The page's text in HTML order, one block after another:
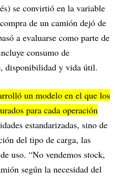
se convirtió en la variable
de un camión dejó de
a evaluarse como parte de
consumo de
disponibilidad y vida útil.
un modelo en el que los
para cada operación
estandarizadas, sino de
del tipo de carga, las
uso. “No vendemos stock,
según la necesidad del